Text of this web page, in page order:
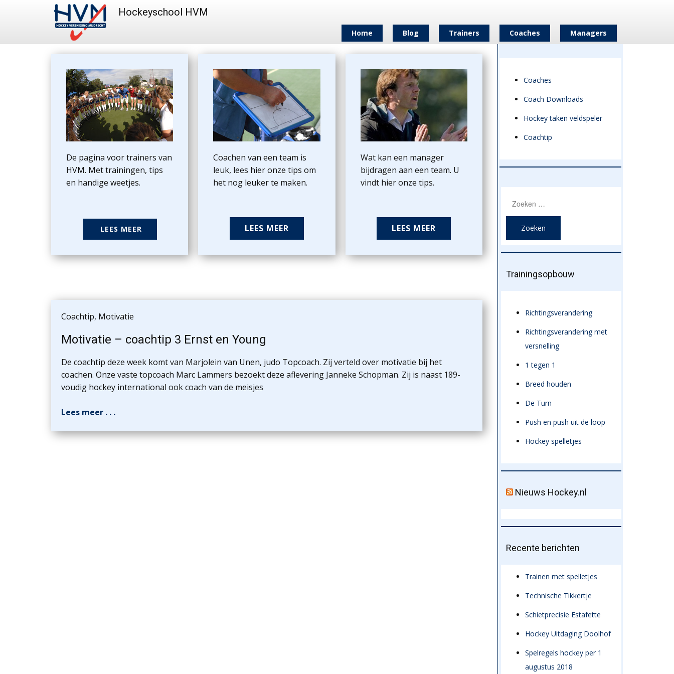
Hockeyschool HVM
Home Blog Trainers Coaches Managers
De pagina voor trainers van
HVM. Met trainingen, tips
en handige weetjes.
LEES MEER
Coachen van een team is
leuk, lees hier onze tips om
het nog leuker te maken.
LEES MEER
Wat kan een manager
bijdragen aan een team. U
vindt hier onze tips.
LEES MEER
Coachtip, Motivatie
Motivatie – coachtip 3 Ernst en Young
De coachtip deze week komt van Marjolein van Unen, judo Topcoach. Zij verteld over motivatie bij het
coachen. Onze vaste topcoach Marc Lammers bezoekt deze aflevering Janneke Schopman. Zij is naast 189-
voudig hockey international ook coach van de meisjes
Lees meer . . .
Coaches
Coach Downloads
Hockey taken veldspeler
Coachtip
Trainingsopbouw
Richtingsverandering
Richtingsverandering met
versnelling
1 tegen 1
Breed houden
De Turn
Push en push uit de loop
Hockey spelletjes
Nieuws Hockey.nl
Recente berichten
Trainen met spelletjes
Technische Tikkertje
Schietprecisie Estafette
Hockey Uitdaging Doolhof
Spelregels hockey per 1
augustus 2018